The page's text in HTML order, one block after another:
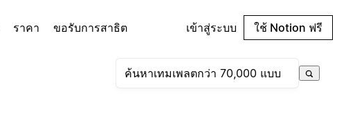
ราคา ขอรับการสาธิต เข้าสู่ระบบ ใช้ Notion ฟรี